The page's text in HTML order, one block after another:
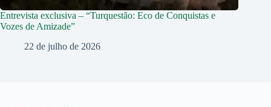
Entrevista exclusiva – “Turquestão: Eco de Conquistas e
Vozes de Amizade”
22 de julho de 2026